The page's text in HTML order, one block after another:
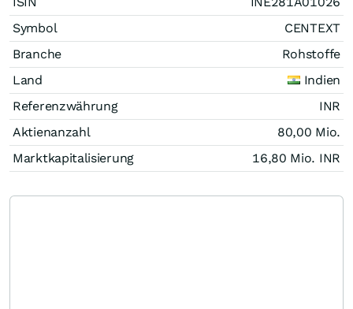
Symbol
CENTEXT
Branche
Rohstoffe
Land
Indien
Referenzwährung
INR
Aktienanzahl
80,00 Mio.
Marktkapitalisierung
16,80 Mio. INR